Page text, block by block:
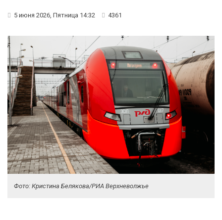
5 июня 2026, Пятница 14:32 4361
Фото: Кристина Белякова/РИА Верхневолжье